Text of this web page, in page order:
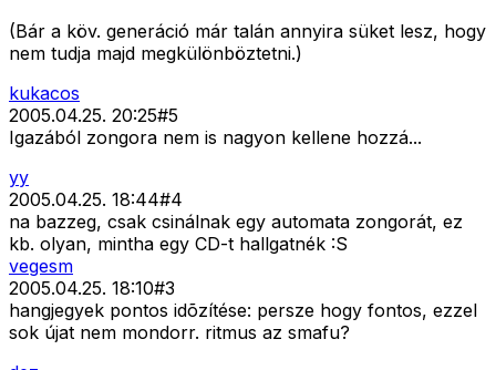
(Bár a köv. generáció már talán annyira süket lesz, hogy
nem tudja majd megkülönböztetni.)
kukacos
2005.04.25. 20:25#5
Igazából zongora nem is nagyon kellene hozzá...
yy
2005.04.25. 18:44#4
na bazzeg, csak csinálnak egy automata zongorát, ez
kb. olyan, mintha egy CD-t hallgatnék :S
vegesm
2005.04.25. 18:10#3
hangjegyek pontos idõzítése: persze hogy fontos, ezzel
sok újat nem mondorr. ritmus az smafu?